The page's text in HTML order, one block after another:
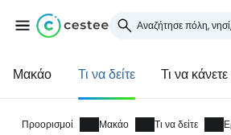
Μακάο Τι να δείτε Τι να κάνετε
Προορισμοί Μακάο Τι να δείτε
Συνδεθείτε
... η παγκόσμια ταξιδιωτική